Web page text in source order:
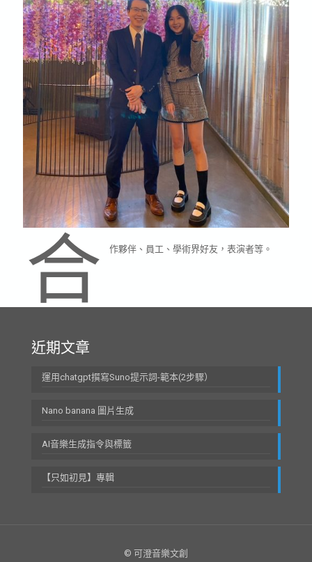
合 作夥伴、員工、學術界好友，表演者等。
近期文章
運用chatgpt撰寫Suno提示詞-範本(2步驟）
Nano banana 圖片生成
AI音樂生成指令與標籤
【只如初見】專輯
© 可澄音樂文創